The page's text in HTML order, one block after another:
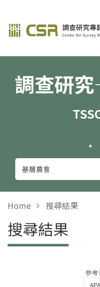
調查研究—
調查研
Home 搜尋結果
搜尋結果
參考